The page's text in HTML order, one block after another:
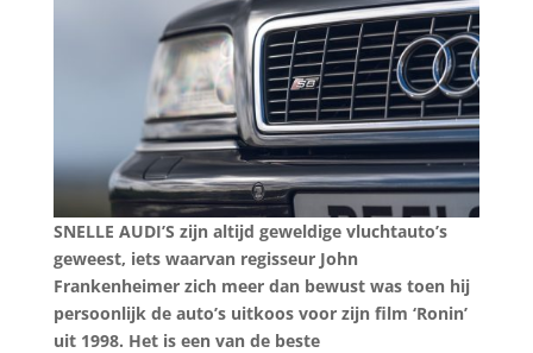
SNELLE AUDI’S zijn altijd geweldige vluchtauto’s
geweest, iets waarvan regisseur John
Frankenheimer zich meer dan bewust was toen hij
persoonlijk de auto’s uitkoos voor zijn film ‘Ronin’
uit 1998. Het is een van de beste